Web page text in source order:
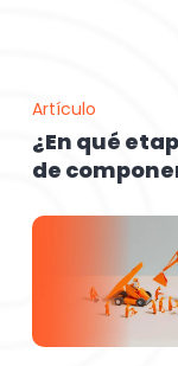
Artículo
¿En qué
de